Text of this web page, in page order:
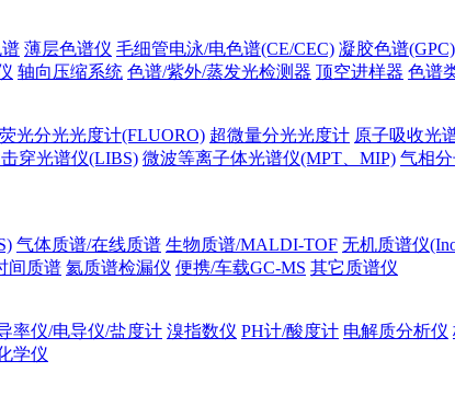
薄层色谱仪 毛细管电泳/电色谱(CE/CEC) 凝胶色谱(GPC)
轴向压缩系统 色谱/紫外/蒸发光检测器 顶空进样器 色谱
荧光分光光度计(FLUORO) 超微量分光光度计 原子吸收光
穿光谱仪(LIBS) 微波等离子体光谱仪(MPT、MIP) 气相
气体质谱/在线质谱 生物质谱/MALDI-TOF 无机质谱仪
间质谱 氦质谱检漏仪 便携/车载GC-MS 其它质谱仪
率仪/电导仪/盐度计 溴指数仪 PH计/酸度计 电解质分析仪
学仪